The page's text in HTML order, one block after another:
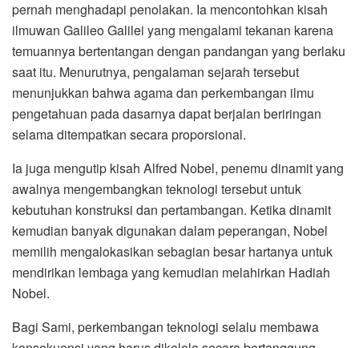
pernah menghadapi penolakan. Ia mencontohkan kisah
ilmuwan Galileo Galilei yang mengalami tekanan karena
temuannya bertentangan dengan pandangan yang berlaku
saat itu. Menurutnya, pengalaman sejarah tersebut
menunjukkan bahwa agama dan perkembangan ilmu
pengetahuan pada dasarnya dapat berjalan beriringan
selama ditempatkan secara proporsional.
Ia juga mengutip kisah Alfred Nobel, penemu dinamit yang
awalnya mengembangkan teknologi tersebut untuk
kebutuhan konstruksi dan pertambangan. Ketika dinamit
kemudian banyak digunakan dalam peperangan, Nobel
memilih mengalokasikan sebagian besar hartanya untuk
mendirikan lembaga yang kemudian melahirkan Hadiah
Nobel.
Bagi Sami, perkembangan teknologi selalu membawa